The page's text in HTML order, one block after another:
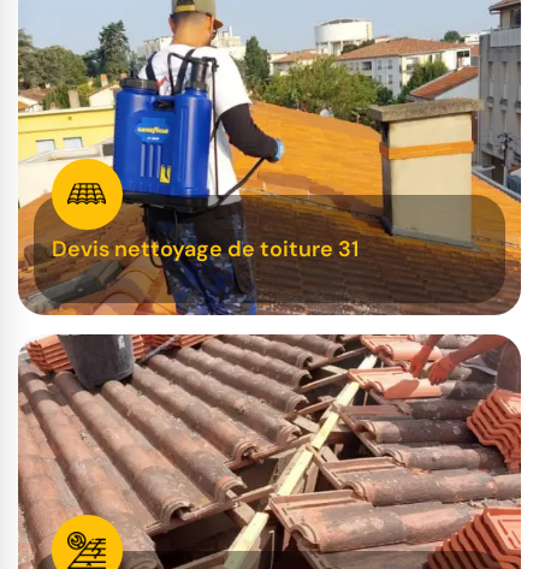
Devis nettoyage de toiture 31